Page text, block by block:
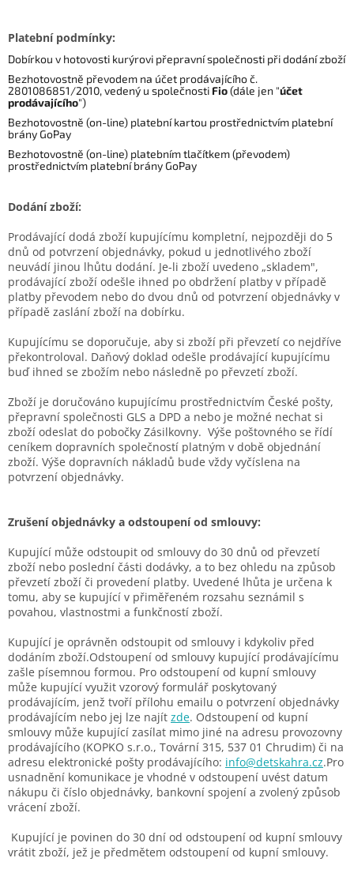
Platební podmínky:
Dobírkou v hotovosti kurýrovi přepravní společnosti při dodání zboží
Bezhotovostně převodem na účet prodávajícího č.
2801086851/2010, vedený u společnosti Fio(dále jen "účet
prodávajícího")
Bezhotovostně (on-line) platební kartou prostřednictvím platební
brány GoPay
Bezhotovostně (on-line) platebním tlačítkem (převodem)
prostřednictvím platební brány GoPay
Dodání zboží:
Prodávající dodá zboží kupujícímu kompletní, nejpozději do 5
dnů od potvrzení objednávky, pokud u jednotlivého zboží
neuvádí jinou lhůtu dodání. Je-li zboží uvedeno „skladem",
prodávající zboží odešle ihned po obdržení platby v případě
platby převodem nebo do dvou dnů od potvrzení objednávky v
případě zaslání zboží na dobírku.
Kupujícímu se doporučuje, aby si zboží při převzetí co nejdříve
překontroloval. Daňový doklad odešle prodávající kupujícímu
buď ihned se zbožím nebo následně po převzetí zboží.
Zboží je doručováno kupujícímu prostřednictvím České pošty,
přepravní společnosti GLS a DPD a nebo je možné nechat si
zboží odeslat do pobočky Zásilkovny. Výše poštovného se řídí
ceníkem dopravních společností platným v době objednání
zboží. Výše dopravních nákladů bude vždy vyčíslena na
potvrzení objednávky.
Zrušení objednávky a odstoupení od smlouvy:
Kupující může odstoupit od smlouvy do 30 dnů od převzetí
zboží nebo poslední části dodávky, a to bez ohledu na způsob
převzetí zboží či provedení platby. Uvedené lhůta je určena k
tomu, aby se kupující v přiměřeném rozsahu seznámil s
povahou, vlastnostmi a funkčností zboží.
Kupující je oprávněn odstoupit od smlouvy i kdykoliv před
dodáním zboží.Odstoupení od smlouvy kupující prodávajícímu
zašle písemnou formou. Pro odstoupení od kupní smlouvy
může kupující využit vzorový formulář poskytovaný
prodávajícím, jenž tvoří přílohu emailu o potvrzení objednávky
prodávajícím nebo jej lze najít zde. Odstoupení od kupní
smlouvy může kupující zasílat mimo jiné na adresu provozovny
prodávajícího (KOPKO s.r.o., Tovární 315, 537 01 Chrudim) či na
adresu elektronické pošty prodávajícího: info@detskahra.cz.Pro
usnadnění komunikace je vhodné v odstoupení uvést datum
nákupu či číslo objednávky, bankovní spojení a zvolený způsob
vrácení zboží.
Kupující je povinen do 30 dní od odstoupení od kupní smlouvy
vrátit zboží, jež je předmětem odstoupení od kupní smlouvy.